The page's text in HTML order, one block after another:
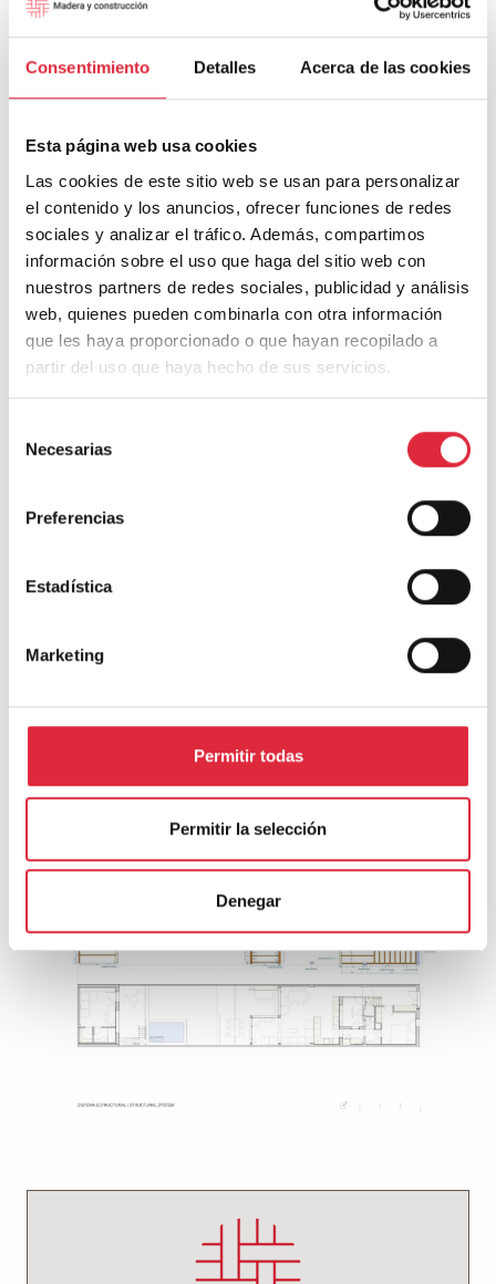
Consentimiento Detalles Acerca de las cookies
Esta página web usa cookies
Las cookies de este sitio web se usan para personalizar
el contenido y los anuncios, ofrecer funciones de redes
sociales y analizar el tráfico. Además, compartimos
información sobre el uso que haga del sitio web con
nuestros partners de redes sociales, publicidad y análisis
web, quienes pueden combinarla con otra información
que les haya proporcionado o que hayan recopilado a
partir del uso que haya hecho de sus servicios.
Necesarias
Preferencias
Estadística
Marketing
Permitir todas
Permitir la selección
Denegar